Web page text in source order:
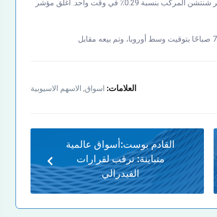
مؤشر شنغهاي المركب بنسبة 0.23٪ بينما انخفض مؤشر شنتشن المركب بنسبة 0.29٪ في وقت واحد. أغلق مؤشر
العلامات: اسواق, الاسهم الاسيوبية
القادم بوست:أسواق عالمية
متباينة: ترقب لقرارات
الفيدرالي